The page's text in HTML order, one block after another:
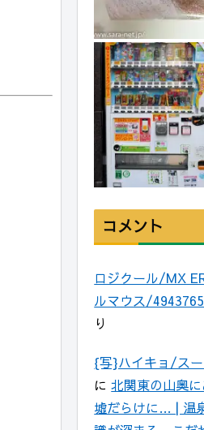
コメント
ロジクール/MX
ルマウス/
り
{写}ハイキョ/ス
に北関東の山奥
墟だらけに… | 温